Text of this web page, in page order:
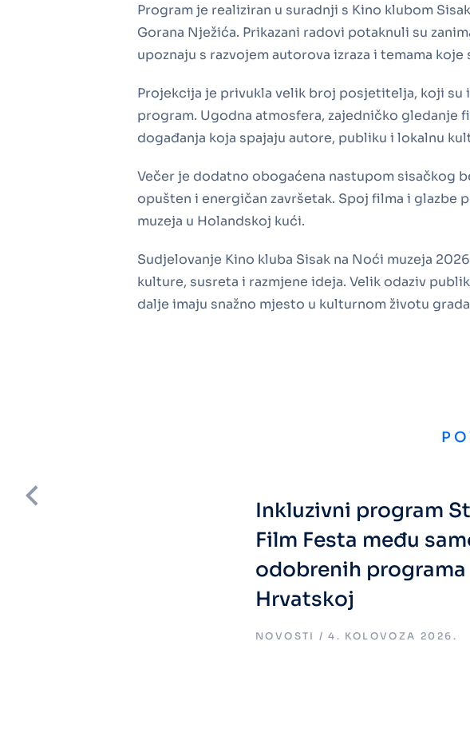
Program je realiziran u suradnji s Kino klubom
Gorana Nježića. Prikazani radovi potaknuli su
upoznaju s razvojem autorova izraza i temama
Projekcija je privukla velik broj posjetitelja, koji
program. Ugodna atmosfera, zajedničko gledanje
događanja koja spajaju autore, publiku i lokalnu
Večer je dodatno obogaćena nastupom sisačkog
opušten i energičan završetak. Spoj filma i
muzeja u Holandskoj kući.
Sudjelovanje Kino kluba Sisak na Noći muzeja
kulture, susreta i razmjene ideja. Velik odaziv
dalje imaju snažno mjesto u kulturnom životu
Inkluzivni program
Film Festa među
odobrenih programa
Hrvatskoj
NOVOSTI 4. KOLOVOZA 2026.